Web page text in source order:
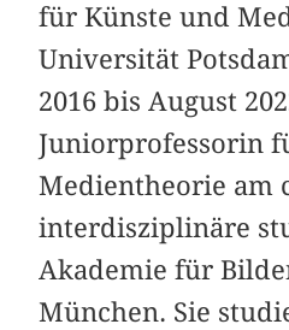
für Künste und
Universität
2016 bis August
Juniorprofessorin
Medientheorie am
interdisziplinäre
Akademie für
München. Sie